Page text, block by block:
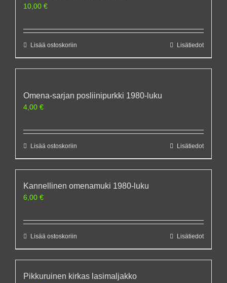
10,00 €
Lisää ostoskoriin Lisätiedot
Omena-sarjan posliinipurkki 1980-luku
4,00 €
Lisää ostoskoriin Lisätiedot
Kannellinen omenamuki 1980-luku
6,00 €
Lisää ostoskoriin Lisätiedot
Pikkuruinen kirkas lasimaljakko